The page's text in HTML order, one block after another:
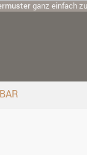
ganz einfach